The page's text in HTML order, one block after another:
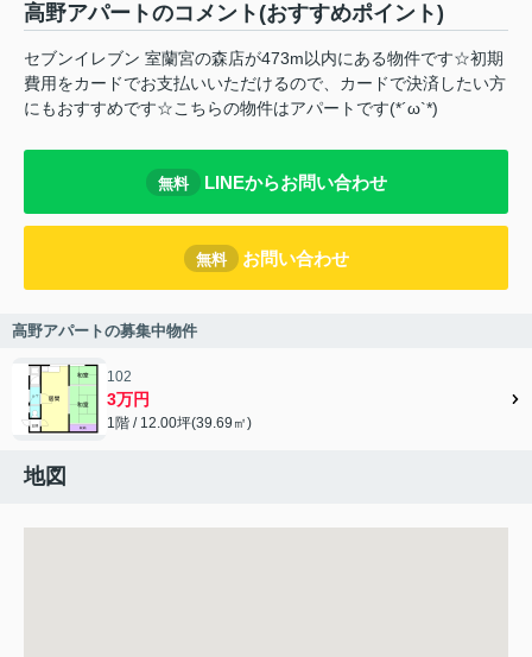
高野アパートのコメント(おすすめポイント)
セブンイレブン 室蘭宮の森店が473m以内にある物件です☆初期
費用をカードでお支払いいただけるので、カードで決済したい方
にもおすすめです☆こちらの物件はアパートです(*´ω`*)
無料 LINEからお問い合わせ
無料 お問い合わせ
高野アパートの募集中物件
102
3万円
1階 / 12.00坪(39.69㎡)
地図